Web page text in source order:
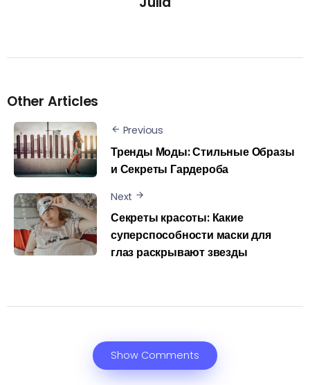
Other Articles
Previous
Тренды Моды: Стильные Образы
и Секреты Гардероба
Next
Секреты красоты: Какие
суперспособности маски для
глаз раскрывают звезды
Show Comments